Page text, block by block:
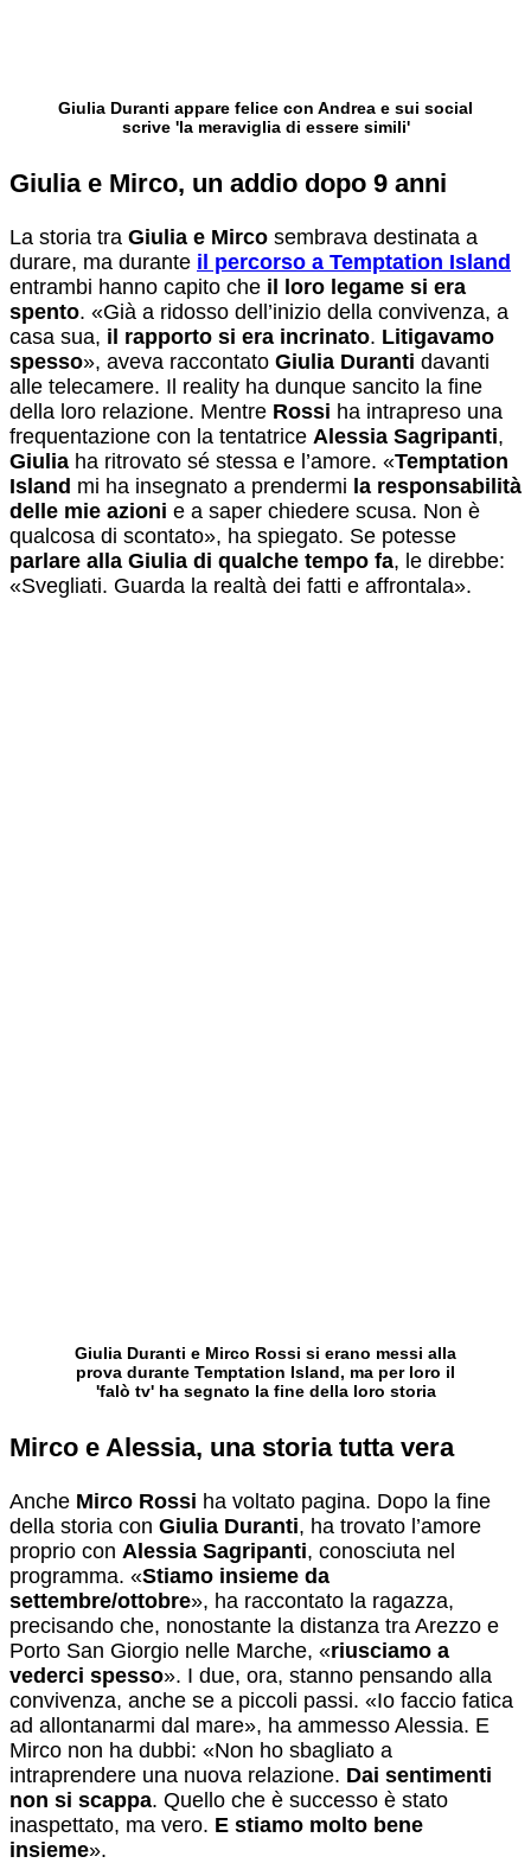
Giulia Duranti appare felice con Andrea e sui social
scrive 'la meraviglia di essere simili'
Giulia e Mirco, un addio dopo 9 anni
La storia tra Giulia e Mirco sembrava destinata a
durare, ma durante il percorso a Temptation Island
entrambi hanno capito che il loro legame si era
spento. «Già a ridosso dell’inizio della convivenza, a
casa sua, il rapporto si era incrinato. Litigavamo
spesso», aveva raccontato Giulia Duranti davanti
alle telecamere. Il reality ha dunque sancito la fine
della loro relazione. Mentre Rossi ha intrapreso una
frequentazione con la tentatrice Alessia Sagripanti,
Giulia ha ritrovato sé stessa e l’amore. «Temptation
Island mi ha insegnato a prendermi la responsabilità
delle mie azioni e a saper chiedere scusa. Non è
qualcosa di scontato», ha spiegato. Se potesse
parlare alla Giulia di qualche tempo fa, le direbbe:
«Svegliati. Guarda la realtà dei fatti e affrontala».
Giulia Duranti e Mirco Rossi si erano messi alla
prova durante Temptation Island, ma per loro il
'falò tv' ha segnato la fine della loro storia
Mirco e Alessia, una storia tutta vera
Anche Mirco Rossi ha voltato pagina. Dopo la fine
della storia con Giulia Duranti, ha trovato l’amore
proprio con Alessia Sagripanti, conosciuta nel
programma. «Stiamo insieme da
settembre/ottobre», ha raccontato la ragazza,
precisando che, nonostante la distanza tra Arezzo e
Porto San Giorgio nelle Marche, «riusciamo a
vederci spesso». I due, ora, stanno pensando alla
convivenza, anche se a piccoli passi. «Io faccio fatica
ad allontanarmi dal mare», ha ammesso Alessia. E
Mirco non ha dubbi: «Non ho sbagliato a
intraprendere una nuova relazione. Dai sentimenti
non si scappa. Quello che è successo è stato
inaspettato, ma vero. E stiamo molto bene
insieme».